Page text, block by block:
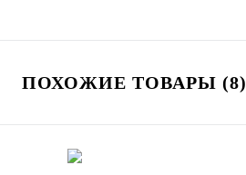
ПОХОЖИЕ ТОВАРЫ (8)